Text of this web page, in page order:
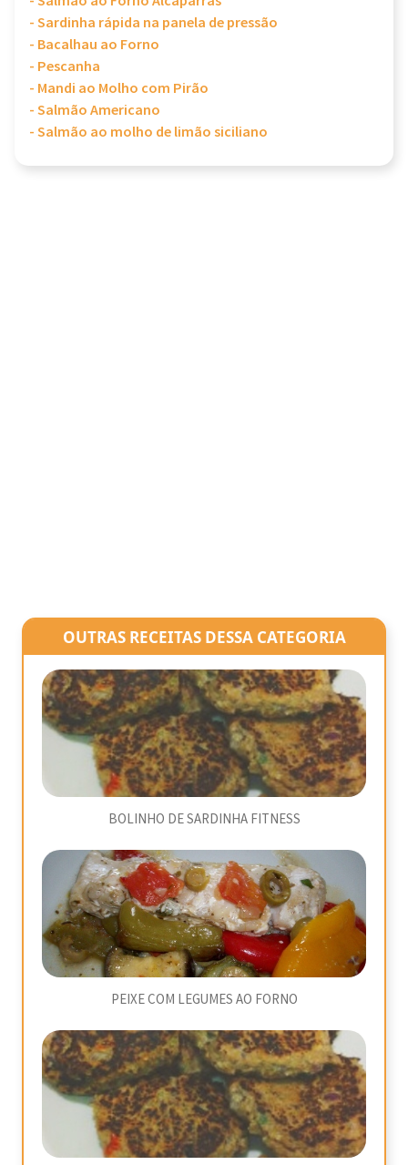
- Sardinha rápida na panela de pressão
- Bacalhau ao Forno
- Pescanha
- Mandi ao Molho com Pirão
- Salmão Americano
- Salmão ao molho de limão siciliano
OUTRAS RECEITAS DESSA CATEGORIA
BOLINHO DE SARDINHA FITNESS
PEIXE COM LEGUMES AO FORNO